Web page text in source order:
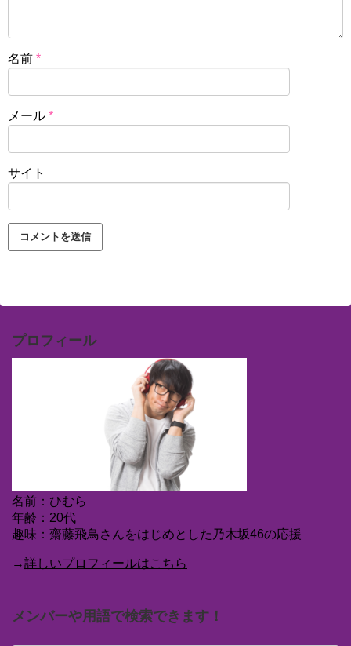
名前 *
メール *
サイト
プロフィール
名前：ひむら
年齢：20代
趣味：齋藤飛鳥さんをはじめとした乃木坂46の応援
→詳しいプロフィールはこちら
メンバーや用語で検索できます！